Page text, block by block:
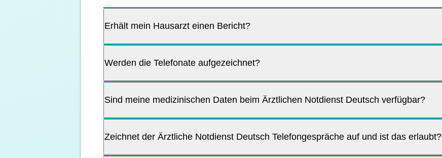
Erhält mein Hausarzt einen Bericht?
Werden die Telefonate aufgezeichnet?
Sind meine medizinischen Daten beim Ärztlichen Notdienst Deutsch verfügbar?
Zeichnet der Ärztliche Notdienst Deutsch Telefongespräche auf und ist das erlaubt?